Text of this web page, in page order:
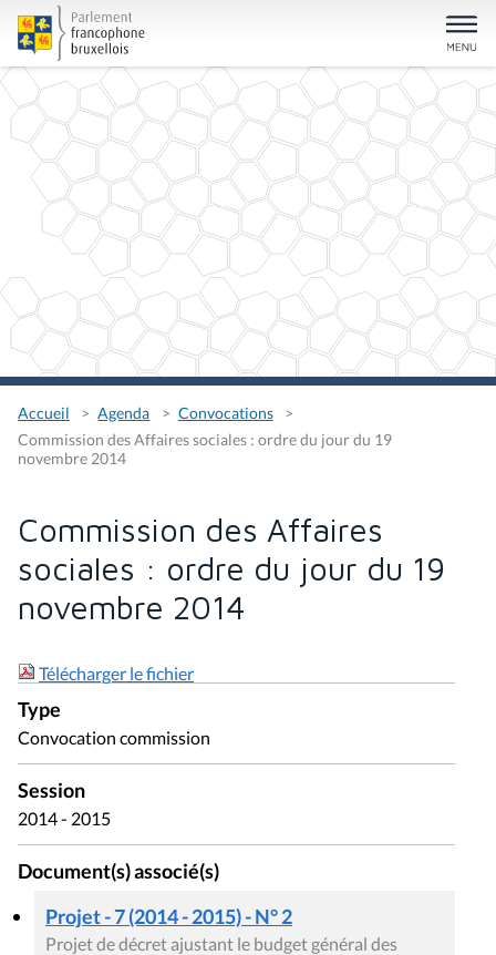
Accueil Agenda
Convocations
Commission des Affaires sociales : ordre du jour du 19
novembre 2014
Commission des Affaires
sociales : ordre du jour du 19
novembre 2014
Télécharger le fichier
Type
Convocation commission
Session
2014 - 2015
Document(s) associé(s)
Projet - 7 (2014 - 2015) - N° 2
Projet de décret ajustant le budget général des